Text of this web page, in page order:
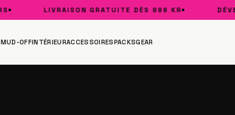
LIVRAISON GRATUITE DÈS 999 KR
MUD-OFFINTÉRIEURACCESSOIRESPACKSGEAR